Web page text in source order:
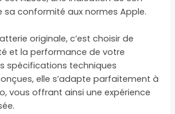
conformité aux normes Apple.
originale, c’est choisir de
et la performance de votre
spécifications techniques
elle s’adapte parfaitement à
vous offrant ainsi une expérience